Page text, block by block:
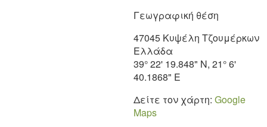
Γεωγραφική θέση
47045 Κυψέλη Τζουμέρκων
Ελλάδα
39° 22' 19.848" N, 21° 6'
40.1868" E
Δείτε τον χάρτη: Google
Maps